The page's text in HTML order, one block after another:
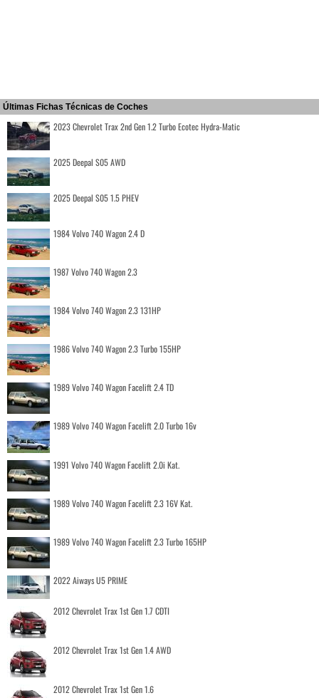
Últimas Fichas Técnicas de Coches
2023 Chevrolet Trax 2nd Gen 1.2 Turbo Ecotec Hydra-Matic
2025 Deepal S05 AWD
2025 Deepal S05 1.5 PHEV
1984 Volvo 740 Wagon 2.4 D
1987 Volvo 740 Wagon 2.3
1984 Volvo 740 Wagon 2.3 131HP
1986 Volvo 740 Wagon 2.3 Turbo 155HP
1989 Volvo 740 Wagon Facelift 2.4 TD
1989 Volvo 740 Wagon Facelift 2.0 Turbo 16v
1991 Volvo 740 Wagon Facelift 2.0i Kat.
1989 Volvo 740 Wagon Facelift 2.3 16V Kat.
1989 Volvo 740 Wagon Facelift 2.3 Turbo 165HP
2022 Aiways U5 PRIME
2012 Chevrolet Trax 1st Gen 1.7 CDTI
2012 Chevrolet Trax 1st Gen 1.4 AWD
2012 Chevrolet Trax 1st Gen 1.6